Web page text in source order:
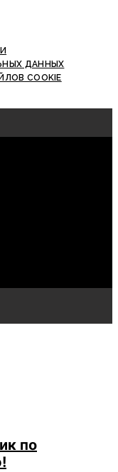
ДАННЫХ
COOKIE
по